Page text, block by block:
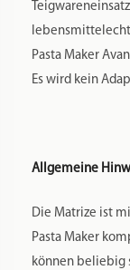
Pasta Maker
Es wird kein
Allgemeine
Die Matrize ist
Pasta Maker
können beliebig